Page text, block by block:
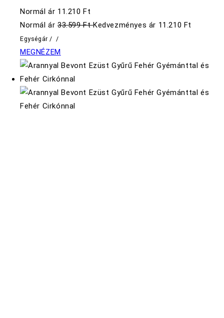
Normál ár 11.210 Ft
Normál ár 33.599 FtKedvezményes ár 11.210 Ft
Egységár / /
MEGNÉZEM